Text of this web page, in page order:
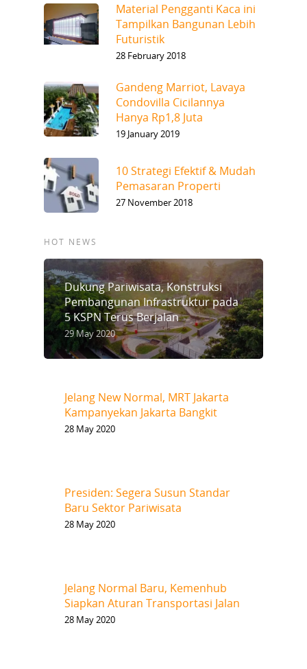
Material Pengganti Kaca ini
Tampilkan Bangunan Lebih
Futuristik
28 February 2018
Gandeng Marriot, Lavaya
Condovilla Cicilannya
Hanya Rp1,8 Juta
19 January 2019
10 Strategi Efektif & Mudah
Pemasaran Properti
27 November 2018
HOT NEWS
Dukung Pariwisata, Konstruksi
Pembangunan Infrastruktur pada
5 KSPN Terus Berjalan
29 May 2020
Jelang New Normal, MRT Jakarta
Kampanyekan Jakarta Bangkit
28 May 2020
Presiden: Segera Susun Standar
Baru Sektor Pariwisata
28 May 2020
Jelang Normal Baru, Kemenhub
Siapkan Aturan Transportasi Jalan
28 May 2020